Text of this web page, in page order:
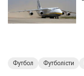
Футбол Футболісти